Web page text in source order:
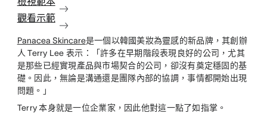
觀看示範
Panacea Skincare是一個以韓國美妝為靈感的新品牌，其創辦
人 Terry Lee 表示：「許多在早期階段表現良好的公司，尤其
是那些已經實現產品與市場契合的公司，卻沒有奠定穩固的基
礎。因此，無論是溝通還是團隊內部的協調，事情都開始出現
問題。」
Terry 本身就是一位企業家，因此他對這一點了如指掌。